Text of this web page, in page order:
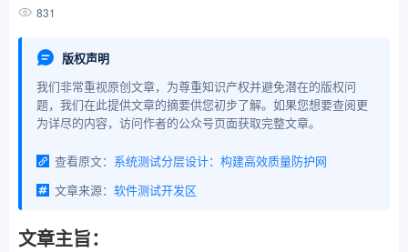
831
版权声明
我们非常重视原创文章，为尊重知识产权并避免潜在的版权问
题，我们在此提供文章的摘要供您初步了解。如果您想要查阅更
为详尽的内容，访问作者的公众号页面获取完整文章。
查看原文： 系统测试分层设计：构建高效质量防护网
文章来源： 软件测试开发区
文章主旨：